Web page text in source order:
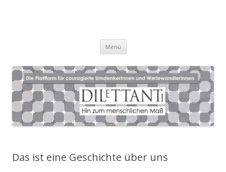
Menü Zum
springen
Das ist eine Geschichte über uns